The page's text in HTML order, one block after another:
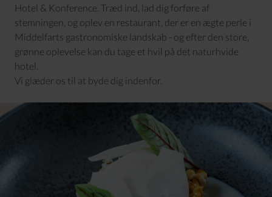
Hotel & Konference . Træd ind, lad dig forføre af
stemningen, og oplev en restaurant, der er en ægte perle i
Middelfarts gastronomiske landskab - og efter den store,
grønne oplevelse kan du tage et hvil på det naturhvide
hotel
Vi glæder os til at byde dig indenfor.